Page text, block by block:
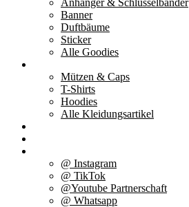
Anhänger & Schlüsselbänder
Banner
Duftbäume
Sticker
Alle Goodies
Mützen & Caps
T-Shirts
Hoodies
Alle Kleidungsartikel
@ Instagram
@ TikTok
@Youtube Partnerschaft
@ Whatsapp